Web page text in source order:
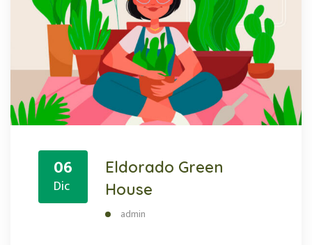
06
Dic
Eldorado Green
House
admin